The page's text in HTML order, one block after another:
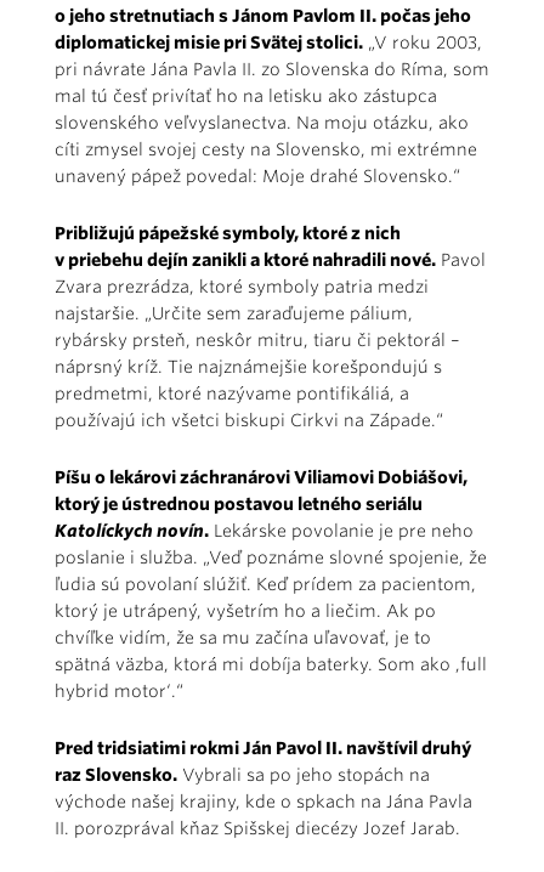
o jeho stretnutiach s Jánom Pavlom II. počas jeho
diplomatickej misie pri Svätej stolici. „V roku 2003,
pri návrate Jána Pavla II. zo Slovenska do Ríma, som
mal tú česť privítať ho na letisku ako zástupca
slovenského veľvyslanectva. Na moju otázku, ako
cíti zmysel svojej cesty na Slovensko, mi extrémne
unavený pápež povedal: Moje drahé Slovensko.“
Približujú pápežské symboly, ktoré z nich
v priebehu dejín zanikli a ktoré nahradili nové. Pavol
Zvara prezrádza, ktoré symboly patria medzi
najstaršie. „Určite sem zaraďujeme pálium,
rybársky prsteň, neskôr mitru, tiaru či pektorál –
náprsný kríž. Tie najznámejšie korešpondujú s
predmetmi, ktoré nazývame pontifikáliá, a
používajú ich všetci biskupi Cirkvi na Západe.“
Píšu o lekárovi záchranárovi Viliamovi Dobiášovi,
ktorý je ústrednou postavou letného seriálu
Katolíckych novín. Lekárske povolanie je pre neho
poslanie i služba. „Veď poznáme slovné spojenie, že
ľudia sú povolaní slúžiť. Keď prídem za pacientom,
ktorý je utrápený, vyšetrím ho a liečim. Ak po
chvíľke vidím, že sa mu začína uľavovať, je to
spätná väzba, ktorá mi dobíja baterky. Som ako ,full
hybrid motor‘.“
Pred tridsiatimi rokmi Ján Pavol II. navštívil druhý
raz Slovensko. Vybrali sa po jeho stopách na
východe našej krajiny, kde o spkach na Jána Pavla
II. porozprával kňaz Spišskej diecézy Jozef Jarab.